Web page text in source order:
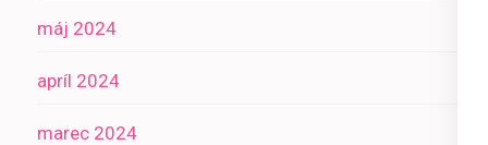
máj 2024
apríl 2024
marec 2024